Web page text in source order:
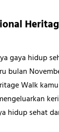
gaya hidup
bulan
Walk
hidup sehat